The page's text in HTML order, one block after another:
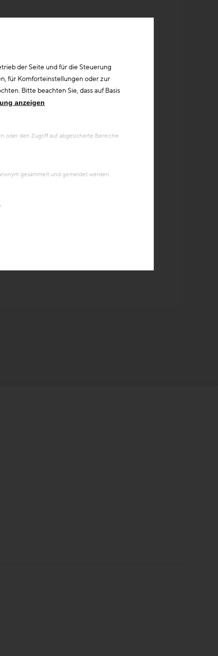
der Seite und für die Steuerung
für Komforteinstellungen oder zur
Bitte beachten Sie, dass auf Basis
anzeigen
oder den Zugriff auf abgesicherte Bereiche
gesammelt und gemeldet werden.